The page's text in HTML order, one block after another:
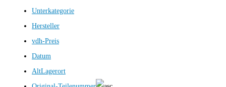
Unterkategorie
Hersteller
vdh-Preis
Datum
AltLagerort